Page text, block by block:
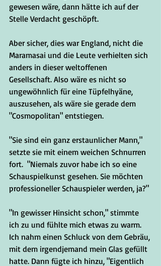
gewesen wäre, dann hätte ich auf der
Stelle Verdacht geschöpft.
Aber sicher, dies war England, nicht die
Maramasai und die Leute verhielten sich
anders in dieser weltoffenen
Gesellschaft. Also wäre es nicht so
ungewöhnlich für eine Tüpfelhyäne,
auszusehen, als wäre sie gerade dem
"Cosmopolitan" entstiegen.
"Sie sind ein ganz erstaunlicher Mann,"
setzte sie mit einem weichen Schnurren
fort.  "Niemals zuvor habe ich so eine
Schauspielkunst gesehen. Sie möchten
professioneller Schauspieler werden, ja?"
"In gewisser Hinsicht schon," stimmte
ich zu und fühlte mich etwas zu warm.
Ich nahm einen Schluck von dem Gebräu,
mit dem irgendjemand mein Glas gefüllt
hatte. Dann fügte ich hinzu, "Eigentlich